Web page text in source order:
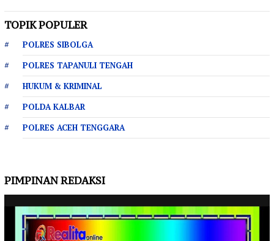
TOPIK POPULER
POLRES SIBOLGA
POLRES TAPANULI TENGAH
HUKUM & KRIMINAL
POLDA KALBAR
POLRES ACEH TENGGARA
PIMPINAN REDAKSI